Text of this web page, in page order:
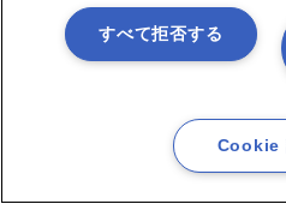
業務自動化
ノーコード開発＆内製化
すべて拒否する
Cookie